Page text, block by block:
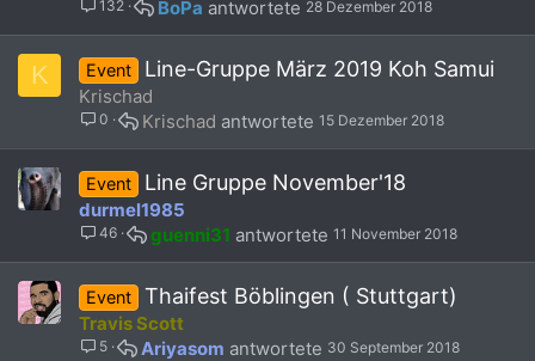
r
r
t
i
t
o
132 28 Dezember 2018
BoPa
K Event Line-Gruppe März 2019 Koh Samui
Krischad
0 15 Dezember 2018
Krischad
Event Line Gruppe November'18
durmel1985
46 11 November 2018
guenni31
Event Thaifest Böblingen ( Stuttgart)
Travis Scott
5 30 September 2018
Ariyasom